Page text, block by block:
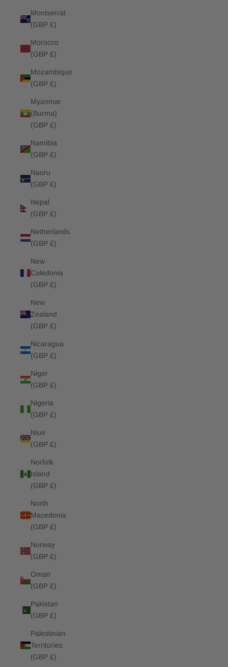
Montserrat
(GBP £)
Morocco
(GBP £)
Mozambique
(GBP £)
Myanmar
(Burma)
(GBP £)
Namibia
(GBP £)
Nauru
(GBP £)
Nepal
(GBP £)
Netherlands
(GBP £)
New
Caledonia
(GBP £)
New
Zealand
(GBP £)
Nicaragua
(GBP £)
Niger
(GBP £)
Nigeria
(GBP £)
Niue
(GBP £)
Norfolk
Island
(GBP £)
North
Macedonia
(GBP £)
Norway
(GBP £)
Oman
(GBP £)
Pakistan
(GBP £)
Palestinian
Territories
(GBP £)